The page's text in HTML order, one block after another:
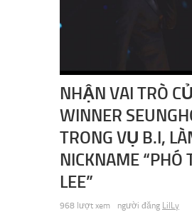
NHẬN VAI TRÒ
WINNER
TRONG VỤ B.I,
NICKNAME “PHÓ
LEE”
968 lượt xem người đăng LilLy